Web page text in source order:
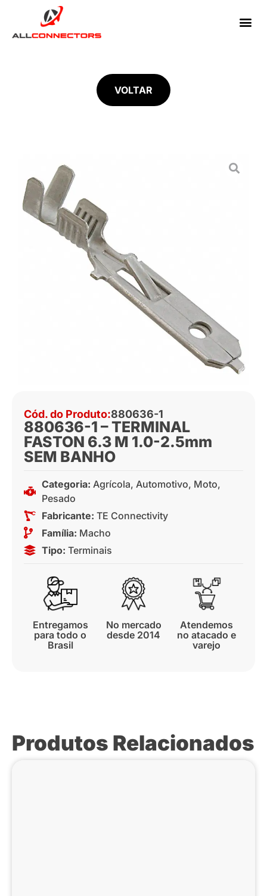
VOLTAR
Cód. do Produto:880636-1
880636-1 – TERMINAL
FASTON 6.3 M 1.0-2.5mm
SEM BANHO
Categoria: Agrícola, Automotivo, Moto,
Pesado
Fabricante: TE Connectivity
Família: Macho
Tipo: Terminais
Entregamos
para todo o
Brasil
No mercado
desde 2014
Atendemos
no atacado e
varejo
Produtos Relacionados